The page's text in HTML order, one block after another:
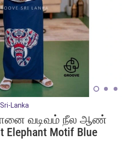
Lanka
வடிவம் நீல ஆண்
Motif Blue